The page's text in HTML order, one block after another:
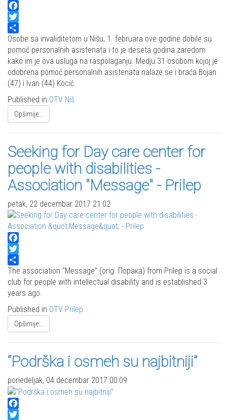
Facebook
Twitter
Share
Osobe sa invaliditetom u Nišu, 1. februara ove godine dobile su
pomoć personalnih asistenata i to je deseta godina zaredom
kako im je ova usluga na raspolaganju. Medju 31 osobom kojoj je
odobrena pomoć personalnih asistenata nalaze se i braća Bojan
(47) i Ivan (44) Kocić.
Published in OTV Niš
Opširnije...
Seeking for Day care center for
people with disabilities -
Association "Message" - Prilep
petak, 22 decembar 2017 21:02
Facebook
Twitter
Share
The association "Message" (orig. Порака) from Prilep is a social
club for people with intellectual disability and is established 3
years ago.
Published in OTV Prilep
Opširnije...
“Podrška i osmeh su najbitniji”
ponedeljak, 04 decembar 2017 00:09
Facebook